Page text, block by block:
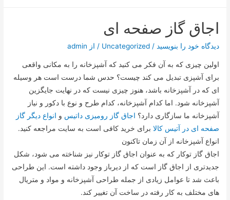
اجاق گاز صفحه ای
دیدگاه‌ خود را بنویسید /
Uncategorized / از admin
اولین چیزی که به آن فکر می کنید که آشپزخانه را به مکانی واقعی
برای آشپزی تبدیل می کند چیست؟ حدس شما درست است هر وسیله
ای که در آشپزخانه باشد، هنوز چیزی نیست که در نهایت جایگزین
آشپزخانه شود. اما کدام آشپزخانه، کدام طرح و نوع با دکور و نیاز
آشپزخانه ما سازگاری دارد؟ اجاق گاز رومیزی داتیس و انواع دیگر گاز
صفحه ای در آتیس کالا برای خرید کافی است به سایت مراجعه کنید.
انواع آشپزخانه از آن زمان تاکنون
اجاق گاز توکار که به عنوان اجاق گاز توکار نیز شناخته می شود، شکل
جدیدتری از اجاق گاز است که از دیرباز وجود داشته است. این طراحی
باعث شد تا عوامل زیادی از جمله طراحی آشپزخانه و مواد و متریال
های مختلف به کار رفته در ساخت آن تغییر کند.